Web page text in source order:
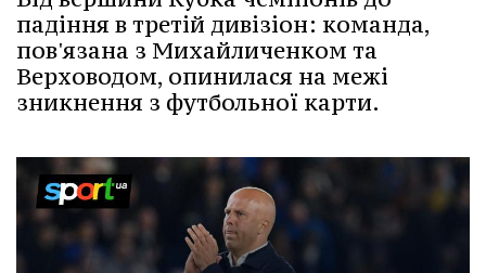
падіння в третій дивізіон: команда,
пов'язана з Михайличенком та
Верховодом, опинилася на межі
зникнення з футбольної карти.